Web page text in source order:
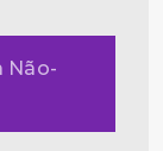
Não-